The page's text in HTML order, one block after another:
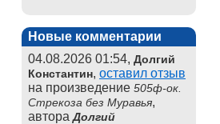
Новые комментарии
04.08.2026 01:54, Долгий
Константин, оставил отзыв
на произведение 505ф-ок.
Стрекоза без Муравья,
автораДолгий